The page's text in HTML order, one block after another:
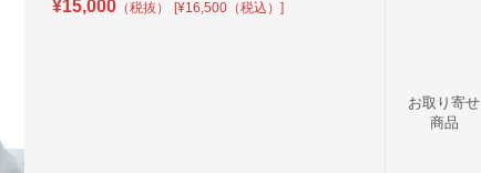
¥15,000 （税抜） [¥16,500（税込）]
お取り寄せ
商品